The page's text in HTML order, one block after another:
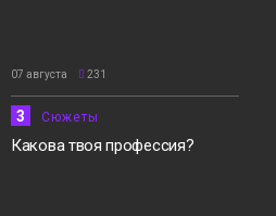
07 августа 231
3 Сюжеты
Какова твоя профессия?